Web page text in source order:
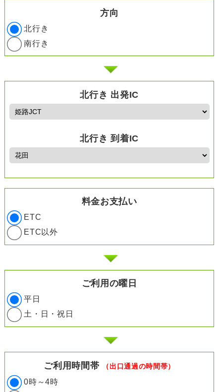
方向
北行き
南行き
北行き 出発IC
北行き 到着IC
料金お支払い
ETC
ETC以外
ご利用の曜日
平日
土・日・祝日
ご利用時間帯 （出口通過の時間帯）
0時～4時